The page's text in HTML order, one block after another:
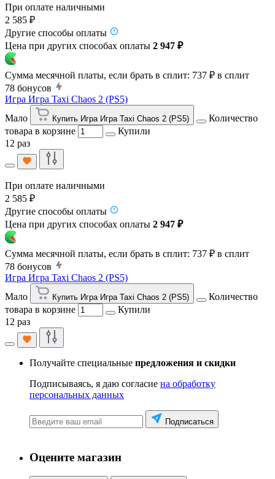
При оплате наличными
2 585 ₽
Другие способы оплаты
Цена при других способах оплаты 2 947 ₽
Сумма месячной платы, если брать в сплит: 737 ₽ в сплит
78 бонусов
Игра Игра Taxi Chaos 2 (PS5)
Мало
Купить Игра Игра Taxi Chaos 2 (PS5)
Количество
товара в корзине
Купили
12 раз
При оплате наличными
2 585 ₽
Другие способы оплаты
Цена при других способах оплаты 2 947 ₽
Сумма месячной платы, если брать в сплит: 737 ₽ в сплит
78 бонусов
Игра Игра Taxi Chaos 2 (PS5)
Мало
Купить Игра Игра Taxi Chaos 2 (PS5)
Количество
товара в корзине
Купили
12 раз
Получайте специальные предложения и скидки
Подписываясь, я даю согласие на обработку
персональных данных
Подписаться
Оцените магазин